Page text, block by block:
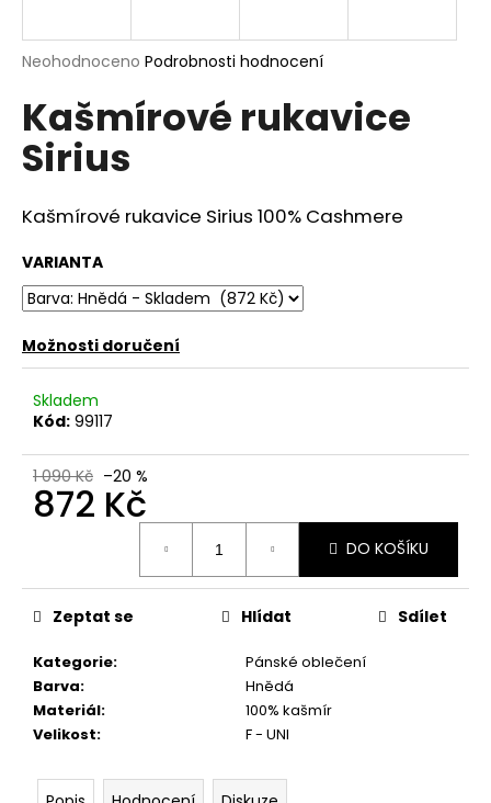
Průměrné
produktu
je
0,0
z
hvězdiček.
Neohodnoceno Podrobnosti hodnocení
Kašmírové rukavice
Sirius
Kašmírové rukavice Sirius 100% Cashmere
VARIANTA
Možnosti doručení
Skladem
Kód: 99117
1 090 Kč –20 %
872 Kč
DO KOŠÍKU
Kategorie:
Pánské oblečení
Barva:
Hnědá
Materiál:
100% kašmír
Velikost: F - UNI
Zeptat se Hlídat Sdílet
j
t
?
D
o
p
o
r
u
u
m
e